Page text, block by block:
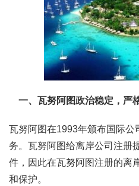
一、瓦努阿图政治稳定，严
瓦努阿图在1993年颁布国际公
务。瓦努阿图给离岸公司注册
件，因此在瓦努阿图注册的离
和保护。